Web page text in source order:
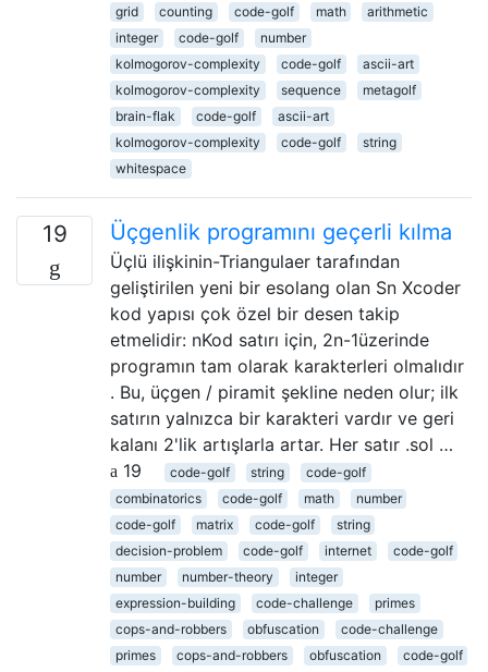
grid
counting code-golf math
arithmetic
integer
code-golf
number
kolmogorov-complexity
code-golf
ascii-art
kolmogorov-complexity
sequence
metagolf
brain-flak
code-golf
ascii-art
kolmogorov-complexity
code-golf
string
whitespace
19 Üçgenlik programını geçerli kılma
Üçlü ilişkinin-Triangulaer tarafından
geliştirilen yeni bir esolang olan Sn Xcoder
kod yapısı çok özel bir desen takip
etmelidir: nKod satırı için, 2n-1üzerinde
programın tam olarak karakterleri olmalıdır
. Bu, üçgen / piramit şekline neden olur; ilk
satırın yalnızca bir karakteri vardır ve geri
kalanı 2'lik artışlarla artar. Her satır .sol …
19
code-golf string
code-golf
combinatorics
code-golf math
number
code-golf
matrix code-golf
string
decision-problem
code-golf internet
code-golf
number
number-theory
integer
expression-building
code-challenge
primes
cops-and-robbers
obfuscation
code-challenge
primes
cops-and-robbers obfuscation
code-golf